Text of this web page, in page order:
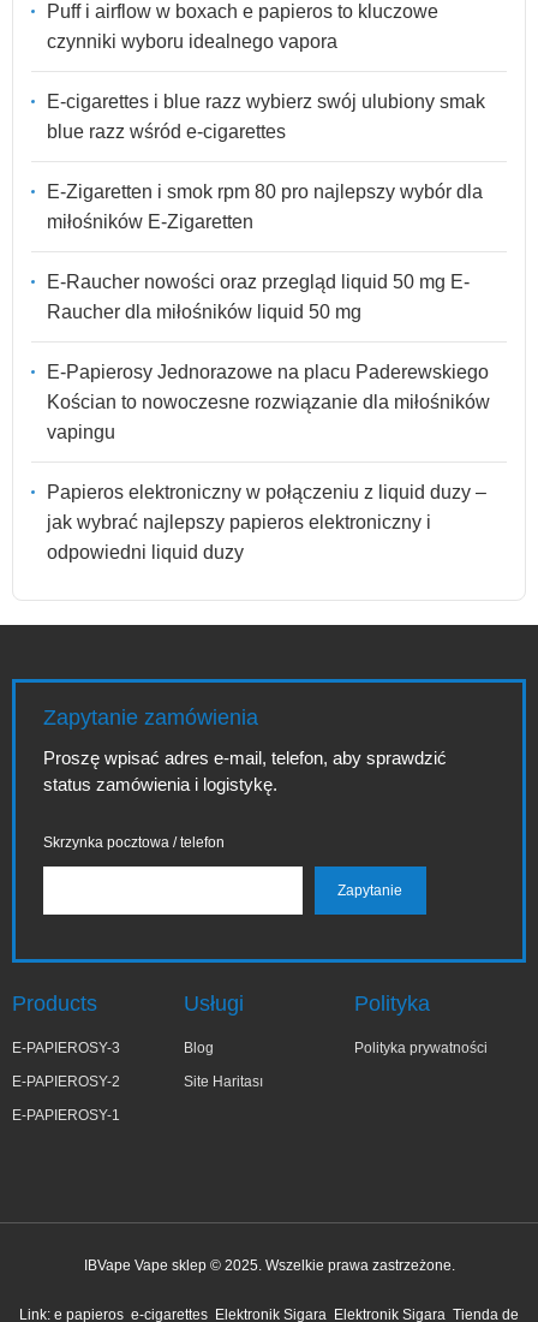
Puff i airflow w boxach e papieros to kluczowe
czynniki wyboru idealnego vapora
E-cigarettes i blue razz wybierz swój ulubiony smak
blue razz wśród e-cigarettes
E-Zigaretten i smok rpm 80 pro najlepszy wybór dla
miłośników E-Zigaretten
E-Raucher nowości oraz przegląd liquid 50 mg E-
Raucher dla miłośników liquid 50 mg
E-Papierosy Jednorazowe na placu Paderewskiego
Kościan to nowoczesne rozwiązanie dla miłośników
vapingu
Papieros elektroniczny w połączeniu z liquid duzy –
jak wybrać najlepszy papieros elektroniczny i
odpowiedni liquid duzy
Zapytanie zamówienia
Proszę wpisać adres e-mail, telefon, aby sprawdzić
status zamówienia i logistykę.
Skrzynka pocztowa / telefon
Products
E-PAPIEROSY-3
E-PAPIEROSY-2
E-PAPIEROSY-1
Usługi
Blog
Site Haritası
Polityka
Polityka prywatności
IBVape Vape sklep © 2025. Wszelkie prawa zastrzeżone.
Link: e papieros e-cigarettes Elektronik Sigara Elektronik Sigara Tienda de